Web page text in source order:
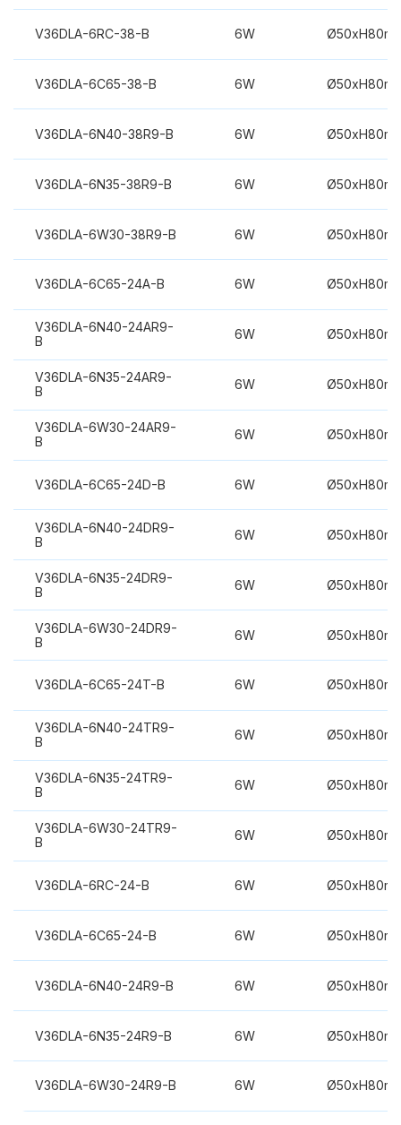
V36DLA-6RC-38-B 6W
V36DLA-6C65-38-B 6W
V36DLA-6N40-38R9-B 6W
V36DLA-6N35-38R9-B 6W
V36DLA-6W30-38R9-B 6W
V36DLA-6C65-24A-B 6W
V36DLA-6N40-24AR9-
B
6W
V36DLA-6N35-24AR9-
B
6W
V36DLA-6W30-24AR9-
B
6W
V36DLA-6C65-24D-B 6W
V36DLA-6N40-24DR9-
B
6W
V36DLA-6N35-24DR9-
B
6W
V36DLA-6W30-24DR9-
B
6W
V36DLA-6C65-24T-B 6W
V36DLA-6N40-24TR9-
B
6W
V36DLA-6N35-24TR9-
B
6W
V36DLA-6W30-24TR9-
B
6W
V36DLA-6RC-24-B 6W
V36DLA-6C65-24-B 6W
V36DLA-6N40-24R9-B 6W
V36DLA-6N35-24R9-B 6W
V36DLA-6W30-24R9-B 6W